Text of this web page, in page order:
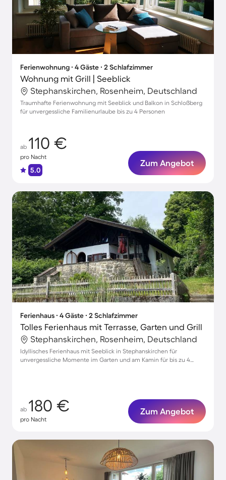
Ferienwohnung ∙ 4 Gäste ∙ 2 Schlafzimmer
Wohnung mit Grill | Seeblick
Stephanskirchen, Rosenheim, Deutschland
Traumhafte Ferienwohnung mit Seeblick und Balkon in Schloßberg
für unvergessliche Familienurlaube bis zu 4 Personen
ab 110 €
pro Nacht
5.0
Zum Angebot
Ferienhaus ∙ 4 Gäste ∙ 2 Schlafzimmer
Tolles Ferienhaus mit Terrasse, Garten und Grill
Stephanskirchen, Rosenheim, Deutschland
Idyllisches Ferienhaus mit Seeblick in Stephanskirchen für
unvergessliche Momente im Garten und am Kamin für bis zu 4
ab 180 €
pro Nacht
Zum Angebot